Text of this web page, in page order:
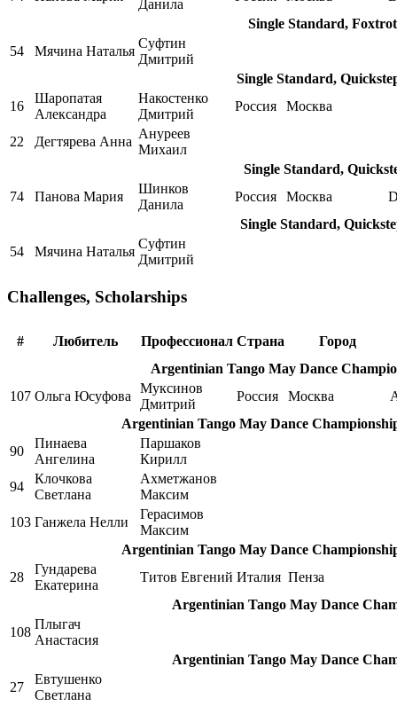
Данила
Single Standard,
54
Мячина Наталья
Суфтин
Дмитрий
Single Standard,
16
Шаропатая
Александра
Накостенко
Дмитрий
Россия Москва
22 Дегтярева Анна
Ануреев
Михаил
Single Standard,
74
Панова Мария
Шинков
Данила
Россия Москва
Single Standard,
54
Мячина Наталья
Суфтин
Дмитрий
Challenges, Scholarships
# Любитель Профессионал Страна
Город
Argentinian Tango May Dance
107 Ольга Юсуфова
Муксинов
Дмитрий
Россия Москва
Argentinian Tango May Dance
90
Пинаева
Ангелина
Паршаков
Кирилл
94
Клочкова
Светлана
Ахметжанов
Максим
103 Ганжела Нелли
Герасимов
Максим
Argentinian Tango May Dance
28
Гундарева
Екатерина
Титов Евгений Италия Пенза
Argentinian Tango May Dance
108
Плыгач
Анастасия
Argentinian Tango May Dance
27
Евтушенко
Светлана